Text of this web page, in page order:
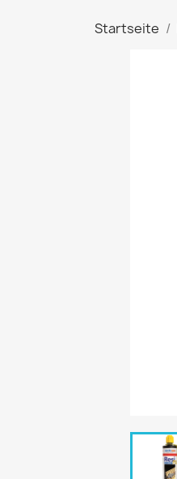
Startseite